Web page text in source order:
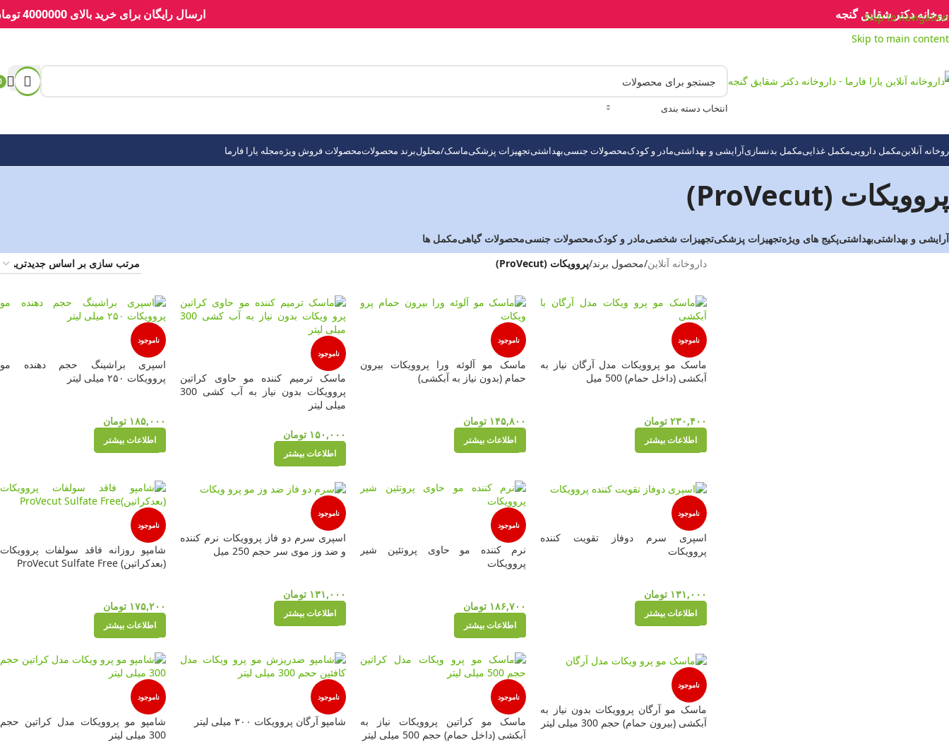
Skip to navigation
Skip to main content
دکتر شقایق گنجه ارسال رایگان برای خرید بالای 4000000 تومان
انتخاب دسته بندی
آنلاینمکمل داروییمکمل غذاییمکمل بدنسازیآرایشی و بهداشتیمادر و کودکمحصولات جنسیبهداشتیتجهیزات پزشکیماسک/محلولبرند محصولاتمحصولات فروش ویژهمجله یارا فارما
پروویکات (ProVecut)
آرایشی و بهداشتیبهداشتیپکیج های ویژهتجهیزات پزشکیتجهیزات شخصیمادر و کودکمحصولات جنسیمحصولات گیاهیمکمل ها
داروخانه آنلاین/محصول برند/پروویکات (ProVecut)
ناموجود
ماسک مو پروویکات مدل آرگان نیاز به
آبکشی (داخل حمام) 500 میل
۲۳۰,۴۰۰ تومان
اطلاعات بیشتر
ناموجود
ماسک مو آلوئه ورا پروویکات بیرون
حمام (بدون نیاز به آبکشی)
۱۴۵,۸۰۰ تومان
اطلاعات بیشتر
ناموجود
ماسک ترمیم کننده مو حاوی کراتین
پروویکات بدون نیاز به آب کشی 300
میلی لیتر
۱۵۰,۰۰۰ تومان
اطلاعات بیشتر
ناموجود
اسپری براشینگ حجم دهنده مو
پروویکات ۲۵۰ میلی لیتر
۱۸۵,۰۰۰ تومان
اطلاعات بیشتر
ناموجود
اسپری سرم دوفاز تقویت کننده
پروویکات
۱۳۱,۰۰۰ تومان
اطلاعات بیشتر
ناموجود
نرم کننده مو حاوی پروتئین شیر
پروویکات
۱۸۶,۷۰۰ تومان
اطلاعات بیشتر
ناموجود
اسپری سرم دو فاز پروویکات نرم کننده
و ضد وز موی سر حجم 250 میل
۱۳۱,۰۰۰ تومان
اطلاعات بیشتر
ناموجود
شامپو روزانه فاقد سولفات پروویکات
(بعدکراتین) ProVecut Sulfate Free
۱۷۵,۲۰۰ تومان
اطلاعات بیشتر
ناموجود
ماسک مو آرگان پروویکات بدون نیاز به
آبکشی (بیرون حمام) حجم 300 میلی لیتر
ناموجود
ماسک مو کراتین پروویکات نیاز به
آبکشی (داخل حمام) حجم 500 میلی لیتر
ناموجود
شامپو آرگان پروویکات ۳۰۰ میلی لیتر
ناموجود
شامپو مو پروویکات مدل کراتین حجم
300 میلی لیتر